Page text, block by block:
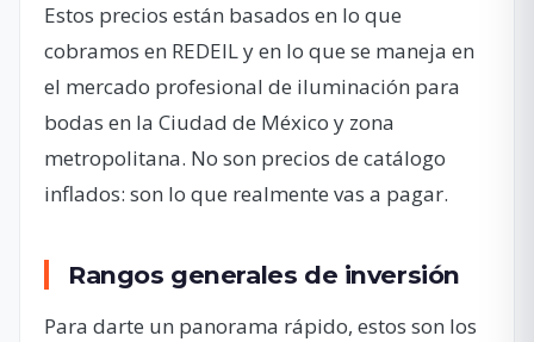
Estos precios están basados en lo que
cobramos en REDEIL y en lo que se maneja en
el mercado profesional de iluminación para
bodas en la Ciudad de México y zona
metropolitana. No son precios de catálogo
inflados: son lo que realmente vas a pagar.
Rangos generales de inversión
Para darte un panorama rápido, estos son los